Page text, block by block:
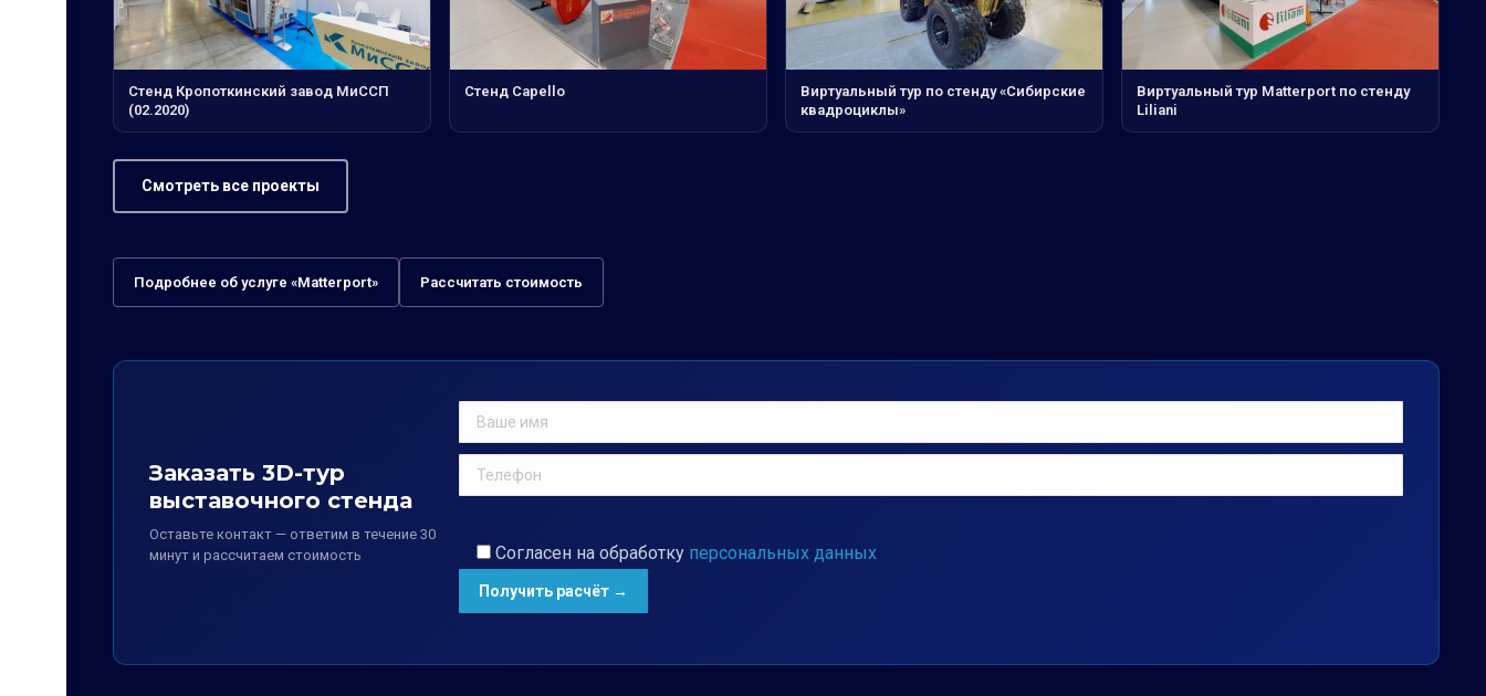
Стенд Кропоткинский завод МиССП
(02.2020)
Стенд Capello
Виртуальный тур по стенду «Сибирские
квадроциклы»
Виртуальный тур Matterport по стенду
Liliani
Смотреть все проекты
Подробнее об услуге «Matterport» Рассчитать стоимость
Заказать 3D-тур
выставочного стенда
Оставьте контакт — ответим в течение 30
минут и рассчитаем стоимость
Согласен на обработку персональных данных